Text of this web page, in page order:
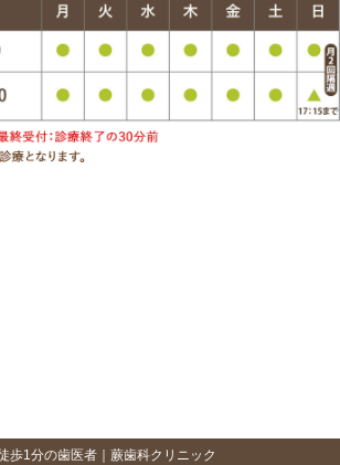
歩1分の歯医者｜蕨歯科クリニック